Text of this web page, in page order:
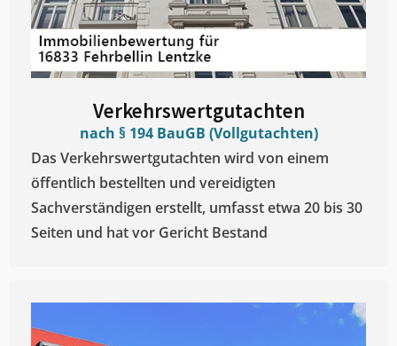
Verkehrswertgutachten
nach § 194 BauGB (Vollgutachten)
Das Verkehrswertgutachten wird von einem
öffentlich bestellten und vereidigten
Sachverständigen erstellt, umfasst etwa 20 bis 30
Seiten und hat vor Gericht Bestand